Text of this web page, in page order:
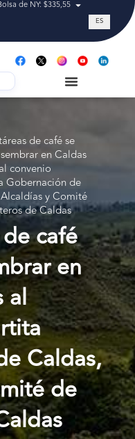
de NY: $335,55 Tasa de
ES
de café se
en Caldas
convenio
Gobernación de
y Comité
de Caldas
café
en
al
Caldas,
de